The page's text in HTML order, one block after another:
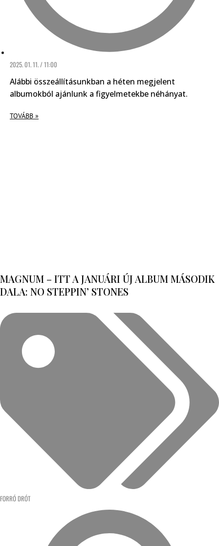
2025. 01. 11. / 11:00
Alábbi összeállításunkban a héten megjelent
albumokból ajánlunk a figyelmetekbe néhányat.
TOVÁBB »
MAGNUM – ITT A JANUÁRI ÚJ ALBUM MÁSODIK
DALA: NO STEPPIN’ STONES
FORRÓ DRÓT